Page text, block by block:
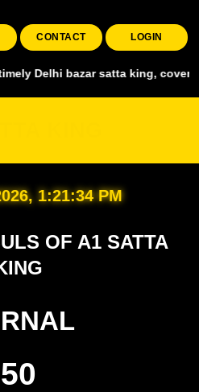
CONTACT LOGIN
satta king, covering all
1:21:36 PM
OF A1 SATTA
50